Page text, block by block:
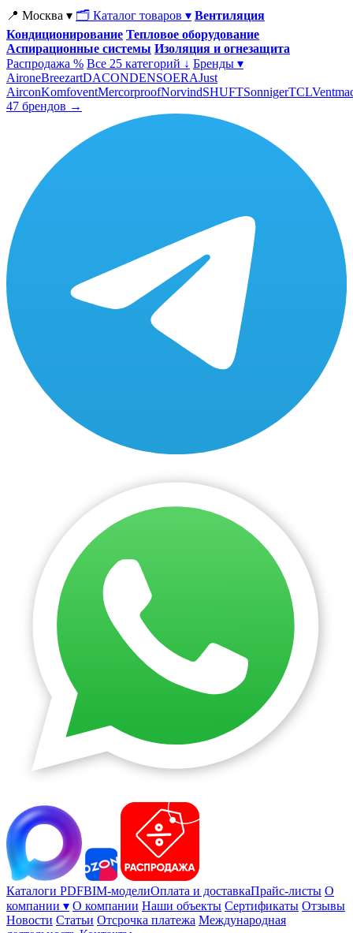
📍 Москва ▾ 🗂 Каталог товаров ▾ Вентиляция
Кондиционирование Тепловое оборудование
Аспирационные системы Изоляция и огнезащита
Распродажа % Все 25 категорий ↓ Бренды ▾
AironeBreezartDACONDENSOERAJust
AirconKomfoventMercorproofNorvindSHUFTSonnigerTCL
47 брендов →
Каталоги PDFBIM-моделиОплата и доставкаПрайс-листы О
компании ▾ О компании Наши объекты Сертификаты Отзывы
Новости Статьи Отсрочка платежа Международная